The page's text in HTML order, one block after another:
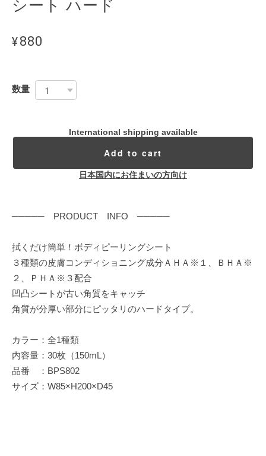
シート ハード
¥880
数量
International shipping available
Add to cart
日本国内にお住まいの方向け
───── PRODUCT INFO ─────
拭くだけ簡単！ボディピーリングシート
３種類の皮膚コンディショニング成分ＡＨＡ※１、ＢＨＡ※
２、ＰＨＡ※３配合
凹凸シートが古い角質をキャッチ
角質が分厚い部分にピッタリのハードタイプ。
カラー：全1種類
内容量：30枚（150mL）
品番 ：BPS802
サイズ：W85×H200×D45